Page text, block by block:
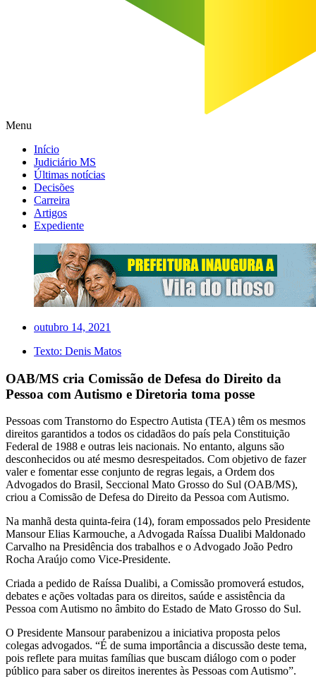
Menu
Início
Judiciário MS
Últimas notícias
Decisões
Carreira
Artigos
Expediente
outubro 14, 2021
Texto: Denis Matos
OAB/MS cria Comissão de Defesa do Direito da
Pessoa com Autismo e Diretoria toma posse
Pessoas com Transtorno do Espectro Autista (TEA) têm os mesmos
direitos garantidos a todos os cidadãos do país pela Constituição
Federal de 1988 e outras leis nacionais. No entanto, alguns são
desconhecidos ou até mesmo desrespeitados. Com objetivo de fazer
valer e fomentar esse conjunto de regras legais, a Ordem dos
Advogados do Brasil, Seccional Mato Grosso do Sul (OAB/MS),
criou a Comissão de Defesa do Direito da Pessoa com Autismo.
Na manhã desta quinta-feira (14), foram empossados pelo Presidente
Mansour Elias Karmouche, a Advogada Raíssa Dualibi Maldonado
Carvalho na Presidência dos trabalhos e o Advogado João Pedro
Rocha Araújo como Vice-Presidente.
Criada a pedido de Raíssa Dualibi, a Comissão promoverá estudos,
debates e ações voltadas para os direitos, saúde e assistência da
Pessoa com Autismo no âmbito do Estado de Mato Grosso do Sul.
O Presidente Mansour parabenizou a iniciativa proposta pelos
colegas advogados. “É de suma importância a discussão deste tema,
pois reflete para muitas famílias que buscam diálogo com o poder
público para saber os direitos inerentes às Pessoas com Autismo”.